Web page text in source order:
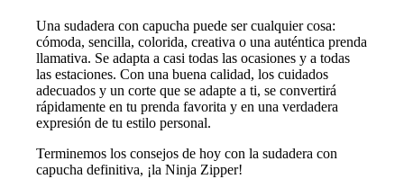
Una sudadera con capucha puede ser cualquier cosa:
cómoda, sencilla, colorida, creativa o una auténtica prenda
llamativa. Se adapta a casi todas las ocasiones y a todas
las estaciones. Con una buena calidad, los cuidados
adecuados y un corte que se adapte a ti, se convertirá
rápidamente en tu prenda favorita y en una verdadera
expresión de tu estilo personal.
Terminemos los consejos de hoy con la sudadera con
capucha definitiva, ¡la Ninja Zipper!